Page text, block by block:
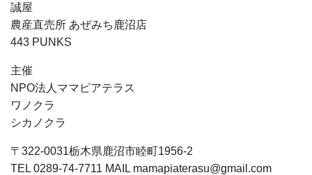
誠屋
農産直売所 あぜみち鹿沼店
443 PUNKS
主催
NPO法人ママピアテラス
ワノクラ
シカノクラ
〒322-0031栃木県鹿沼市睦町1956-2
TEL 0289-74-7711 MAIL mamapiaterasu@gmail.com